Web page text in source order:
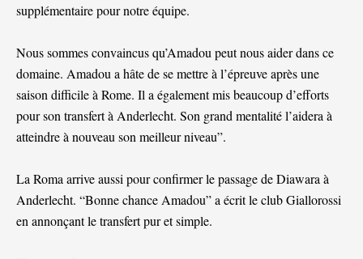
supplémentaire pour notre équipe.
Nous sommes convaincus qu’Amadou peut nous aider dans ce
domaine. Amadou a hâte de se mettre à l’épreuve après une
saison difficile à Rome. Il a également mis beaucoup d’efforts
pour son transfert à Anderlecht. Son grand mentalité l’aidera à
atteindre à nouveau son meilleur niveau”.
La Roma arrive aussi pour confirmer le passage de Diawara à
Anderlecht. “Bonne chance Amadou” a écrit le club Giallorossi
en annonçant le transfert pur et simple.